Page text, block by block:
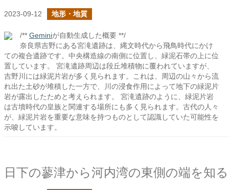
2023-09-12 地形・地質
/** Geminiが自動生成した概要 **/
奈良県吉野にある宮滝遺跡は、縄文時代から飛鳥時代にかけ
ての複合遺跡です。中央構造線の南側に位置し、緑泥石帯の上に位
置しています。 宮滝遺跡周辺は段丘堆積物に覆われていますが、
吉野川には緑泥片岩が多く見られます。これは、周辺の山々から流
れ出た土砂が堆積した一方で、川の浸食作用によって地下の緑泥片
岩が露出したためと考えられます。 宮滝遺跡のように、緑泥片岩
は古墳時代の皇族と関連する場所にも多く見られます。古代の人々
が、緑泥片岩を重要な意味を持つものとして認識していた可能性を
示唆しています。
日下の蓼津から河内湾の東側の端を知る